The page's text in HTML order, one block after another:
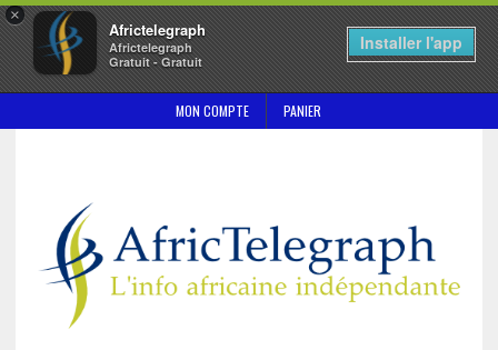
×
Africtelegraph
Africtelegraph
Gratuit - Gratuit
Installer l'app
MON COMPTE PANIER